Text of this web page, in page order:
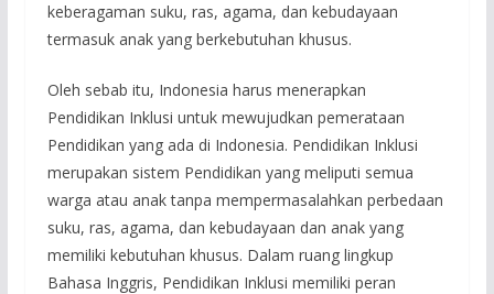
keberagaman suku, ras, agama, dan kebudayaan
termasuk anak yang berkebutuhan khusus.
Oleh sebab itu, Indonesia harus menerapkan
Pendidikan Inklusi untuk mewujudkan pemerataan
Pendidikan yang ada di Indonesia. Pendidikan Inklusi
merupakan sistem Pendidikan yang meliputi semua
warga atau anak tanpa mempermasalahkan perbedaan
suku, ras, agama, dan kebudayaan dan anak yang
memiliki kebutuhan khusus. Dalam ruang lingkup
Bahasa Inggris, Pendidikan Inklusi memiliki peran